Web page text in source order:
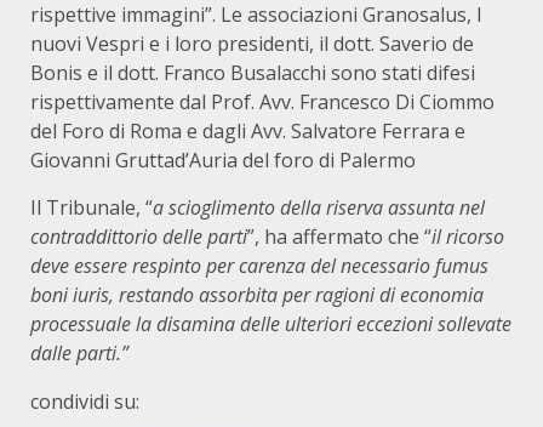
rispettive immagini”. Le associazioni Granosalus, I
nuovi Vespri e i loro presidenti, il dott. Saverio de
Bonis e il dott. Franco Busalacchi sono stati difesi
rispettivamente dal Prof. Avv. Francesco Di Ciommo
del Foro di Roma e dagli Avv. Salvatore Ferrara e
Giovanni Gruttad’Auria del foro di Palermo
Il Tribunale, “a scioglimento della riserva assunta nel
contraddittorio delle parti”, ha affermato che “il ricorso
deve essere respinto per carenza del necessario fumus
boni iuris, restando assorbita per ragioni di economia
processuale la disamina delle ulteriori eccezioni sollevate
dalle parti.”
condividi su: